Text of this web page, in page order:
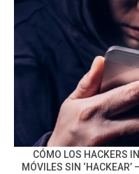
CÓMO LOS HACKERS
MÓVILES SIN ‘HACKEAR’